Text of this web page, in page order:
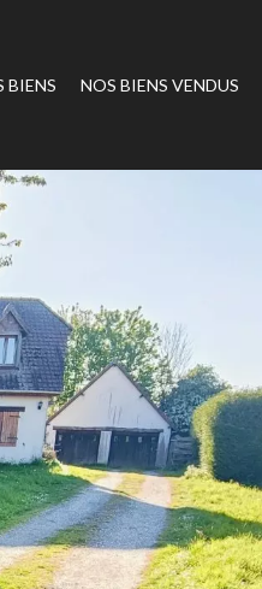
BIENS NOS BIENS VENDUS